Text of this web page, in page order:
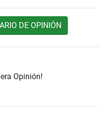
DE OPINIÓN
Opinión!